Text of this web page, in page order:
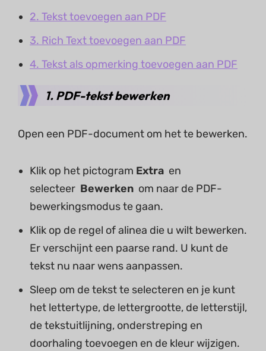
2. Tekst toevoegen aan PDF
3. Rich Text toevoegen aan PDF
4. Tekst als opmerking toevoegen aan PDF
1. PDF-tekst bewerken
Open een PDF-document om het te bewerken.
Klik op het pictogram Extra en
selecteer Bewerken om naar de PDF-
bewerkingsmodus te gaan.
Klik op de regel of alinea die u wilt bewerken.
Er verschijnt een paarse rand. U kunt de
tekst nu naar wens aanpassen.
Sleep om de tekst te selecteren en je kunt
het lettertype, de lettergrootte, de letterstijl,
de tekstuitlijning, onderstreping en
doorhaling toevoegen en de kleur wijzigen.